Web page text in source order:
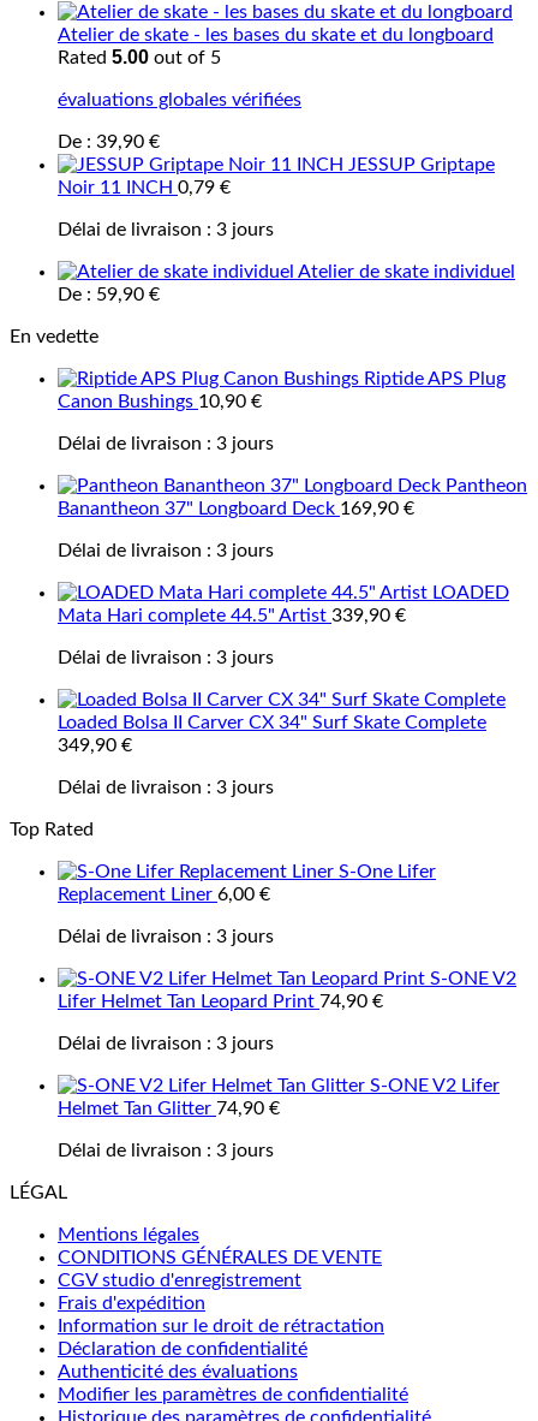
Atelier de skate - les bases du skate et du longboard
Rated 5.00 out of 5
évaluations globales vérifiées
De : 39,90 €
JESSUP Griptape
Noir 11 INCH 0,79 €
Délai de livraison : 3 jours
Atelier de skate individuel
De : 59,90 €
En vedette
Riptide APS Plug
Canon Bushings 10,90 €
Délai de livraison : 3 jours
Pantheon
Banantheon 37" Longboard Deck 169,90 €
Délai de livraison : 3 jours
LOADED
Mata Hari complete 44.5" Artist 339,90 €
Délai de livraison : 3 jours
Loaded Bolsa II Carver CX 34" Surf Skate Complete
349,90 €
Délai de livraison : 3 jours
Top Rated
S-One Lifer
Replacement Liner 6,00 €
Délai de livraison : 3 jours
S-ONE V2
Lifer Helmet Tan Leopard Print 74,90 €
Délai de livraison : 3 jours
S-ONE V2 Lifer
Helmet Tan Glitter 74,90 €
Délai de livraison : 3 jours
LÉGAL
Mentions légales
CONDITIONS GÉNÉRALES DE VENTE
CGV studio d'enregistrement
Frais d'expédition
Information sur le droit de rétractation
Déclaration de confidentialité
Authenticité des évaluations
Modifier les paramètres de confidentialité